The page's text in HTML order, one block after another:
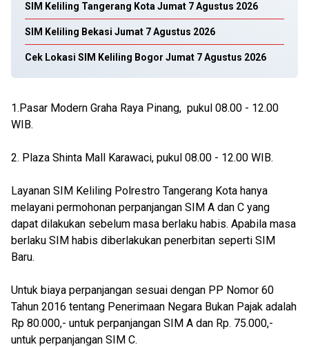
SIM Keliling Tangerang Kota Jumat 7 Agustus 2026
SIM Keliling Bekasi Jumat 7 Agustus 2026
Cek Lokasi SIM Keliling Bogor Jumat 7 Agustus 2026
1.Pasar Modern Graha Raya Pinang, pukul 08.00 - 12.00
WIB.
2. Plaza Shinta Mall Karawaci, pukul 08.00 - 12.00 WIB.
Layanan SIM Keliling Polrestro Tangerang Kota hanya
melayani permohonan perpanjangan SIM A dan C yang
dapat dilakukan sebelum masa berlaku habis. Apabila masa
berlaku SIM habis diberlakukan penerbitan seperti SIM
Baru.
Untuk biaya perpanjangan sesuai dengan PP Nomor 60
Tahun 2016 tentang Penerimaan Negara Bukan Pajak adalah
Rp 80.000,- untuk perpanjangan SIM A dan Rp. 75.000,-
untuk perpanjangan SIM C.